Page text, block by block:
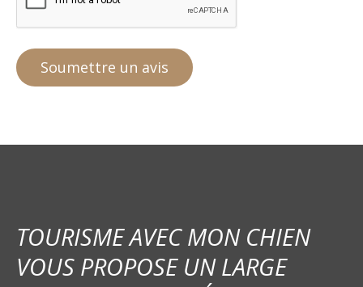
TOURISME AVEC MON CHIEN
VOUS PROPOSE UN LARGE